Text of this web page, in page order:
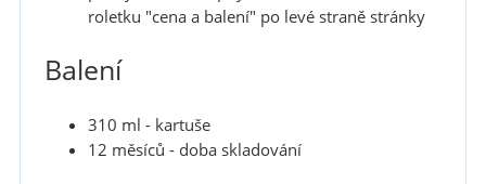
roletku "cena a balení" po levé straně stránky
Balení
310 ml - kartuše
12 měsíců - doba skladování